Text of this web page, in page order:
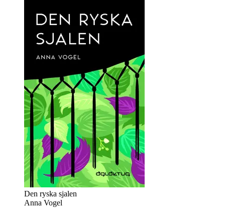
Den ryska sjalen
Anna Vogel